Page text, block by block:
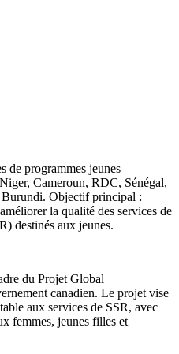
de programmes jeunes
Cameroun, RDC, Sénégal,
Objectif principal :
la qualité des services de
destinés aux jeunes.
du Projet Global
canadien. Le projet vise
aux services de SSR, avec
femmes, jeunes filles et